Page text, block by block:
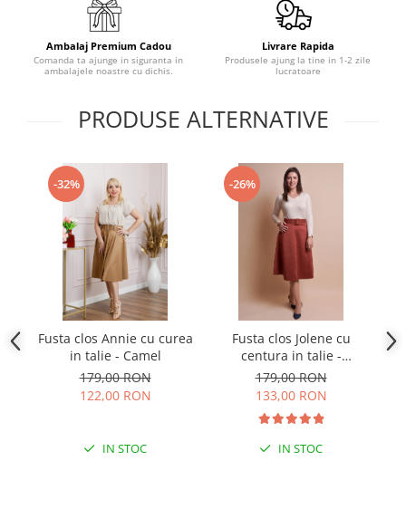
Ambalaj Premium Cadou
Comanda ta ajunge in siguranta in
ambalajele noastre cu dichis.
Livrare Rapida
Produsele ajung la tine in 1-2 zile
lucratoare
PRODUSE ALTERNATIVE
-32%
Fusta clos Annie cu curea
in talie - Camel
179,00 RON
122,00 RON
IN STOC
-26%
Fusta clos Jolene cu
centura in talie -
Caramiziu
179,00 RON
133,00 RON
IN STOC